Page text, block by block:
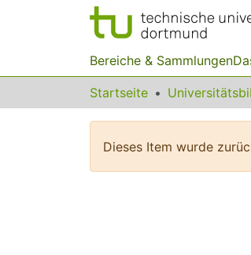
Bereiche & Sammlungen
Startseite
Dieses Item wurde